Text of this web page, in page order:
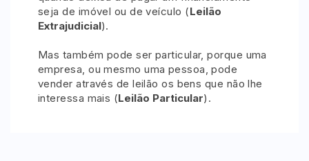
seja de imóvel ou de veículo (Leilão
Extrajudicial).
Mas também pode ser particular, porque uma
empresa, ou mesmo uma pessoa, pode
vender através de leilão os bens que não lhe
interessa mais (Leilão Particular).